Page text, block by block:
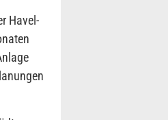
Havel-